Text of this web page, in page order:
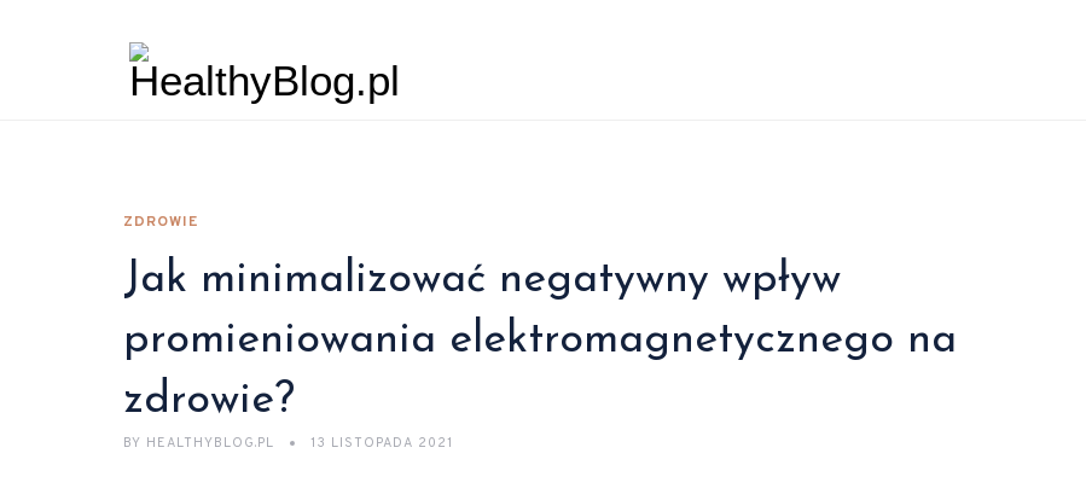
ZDROWIE
Jak minimalizować negatywny wpływ
promieniowania elektromagnetycznego na
zdrowie?
BY HEALTHYBLOG.PL 13 LISTOPADA 2021